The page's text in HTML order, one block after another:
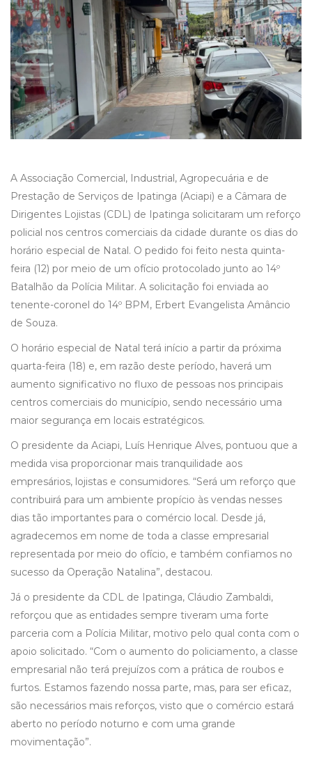
A Associação Comercial, Industrial, Agropecuária e de
Prestação de Serviços de Ipatinga (Aciapi) e a Câmara de
Dirigentes Lojistas (CDL) de Ipatinga solicitaram um reforço
policial nos centros comerciais da cidade durante os dias do
horário especial de Natal. O pedido foi feito nesta quinta-
feira (12) por meio de um ofício protocolado junto ao 14º
Batalhão da Polícia Militar. A solicitação foi enviada ao
tenente-coronel do 14º BPM, Erbert Evangelista Amâncio
de Souza.
O horário especial de Natal terá início a partir da próxima
quarta-feira (18) e, em razão deste período, haverá um
aumento significativo no fluxo de pessoas nos principais
centros comerciais do município, sendo necessário uma
maior segurança em locais estratégicos.
O presidente da Aciapi, Luís Henrique Alves, pontuou que a
medida visa proporcionar mais tranquilidade aos
empresários, lojistas e consumidores. “Será um reforço que
contribuirá para um ambiente propício às vendas nesses
dias tão importantes para o comércio local. Desde já,
agradecemos em nome de toda a classe empresarial
representada por meio do ofício, e também confiamos no
sucesso da Operação Natalina”, destacou.
Já o presidente da CDL de Ipatinga, Cláudio Zambaldi,
reforçou que as entidades sempre tiveram uma forte
parceria com a Polícia Militar, motivo pelo qual conta com o
apoio solicitado. “Com o aumento do policiamento, a classe
empresarial não terá prejuízos com a prática de roubos e
furtos. Estamos fazendo nossa parte, mas, para ser eficaz,
são necessários mais reforços, visto que o comércio estará
aberto no período noturno e com uma grande
movimentação”.